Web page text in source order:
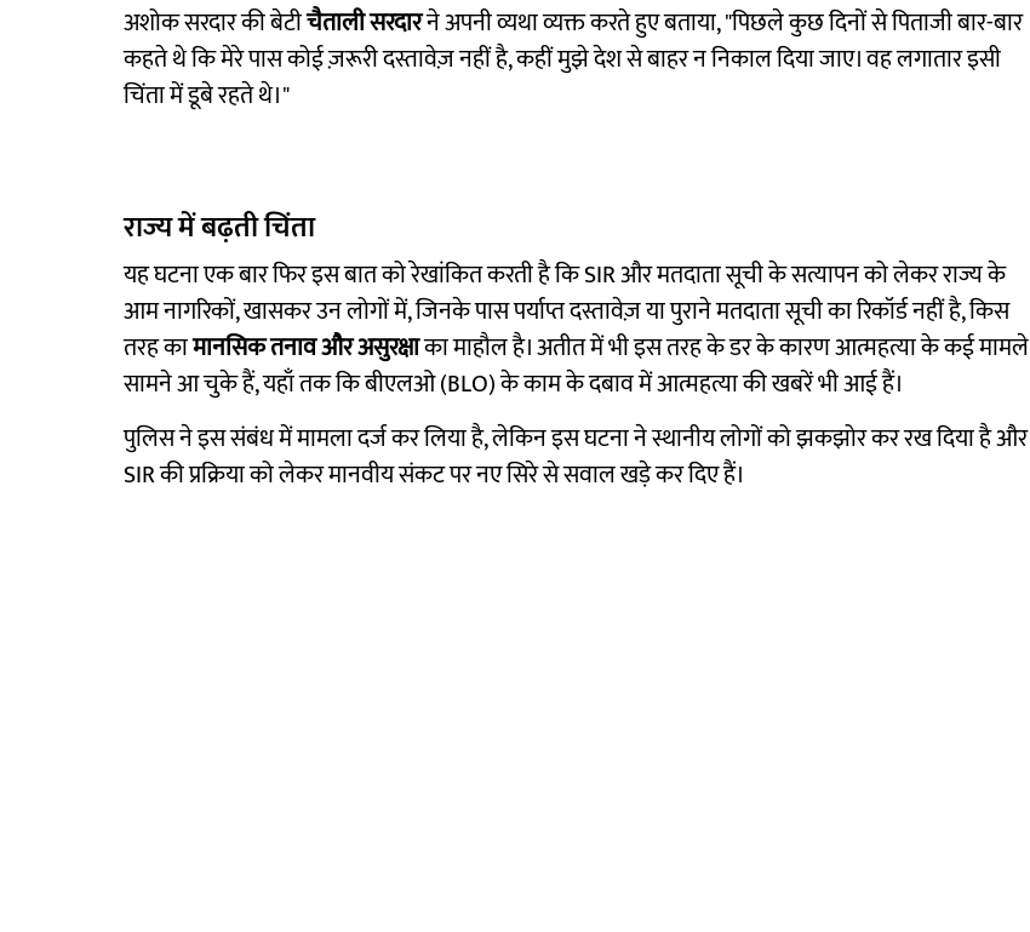
अशोक सरदार की बेटीचैताली सरदारने अपनी व्यथा व्यक्त करते हुए बताया, "पिछले कुछ दिनों से पिताजी बार-बार
कहते थे कि मेरे पास कोई ज़रूरी दस्तावेज़ नहीं है, कहीं मुझे देश से बाहर न निकाल दिया जाए। वह लगातार इसी
चिंता में डूबे रहते थे।"
राज्य में बढ़ती चिंता
यह घटना एक बार फिर इस बात को रेखांकित करती है कि SIR और मतदाता सूची के सत्यापन को लेकर राज्य के
आम नागरिकों, खासकर उन लोगों में, जिनके पास पर्याप्त दस्तावेज़ या पुराने मतदाता सूची का रिकॉर्ड नहीं है, किस
तरह कामानसिक तनाव और असुरक्षाका माहौल है। अतीत में भी इस तरह के डर के कारण आत्महत्या के कई मामले
सामने आ चुके हैं, यहाँ तक कि बीएलओ (BLO) के काम के दबाव में आत्महत्या की खबरें भी आई हैं।
पुलिस ने इस संबंध में मामला दर्ज कर लिया है, लेकिन इस घटना ने स्थानीय लोगों को झकझोर कर रख दिया है और
SIR की प्रक्रिया को लेकर मानवीय संकट पर नए सिरे से सवाल खड़े कर दिए हैं।